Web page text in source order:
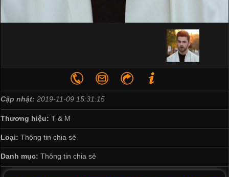
Cập nhật: 2019-11-09 15:31:15
Thương hiệu: T & M
Loại: Thông tin chia sẻ
Danh mục: Thông tin chia sẻ